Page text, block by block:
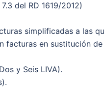
del RD 1619/2012)
simplificadas a las
facturas en sustitución de
y Seis LIVA).